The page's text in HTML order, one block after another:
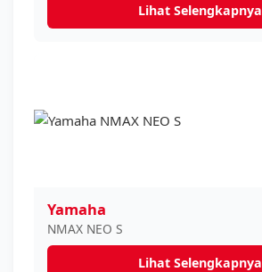
Lihat Selengkapnya
Yamaha
NMAX NEO S
Lihat Selengkapnya